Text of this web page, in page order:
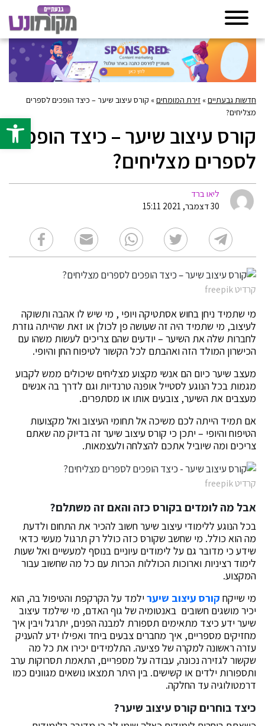
פתח
חדשות גבעתיים» זירת המומחים» קורס עיצוב שיער – כיצד הופכים לספרים
מצליחים?
קורס עיצוב שיער – כיצד הופכים
לספרים מצליחים?
ליאו ברד
30 דצמבר, 2021 15:11
קרדיט freepik
מי שתמיד ניחן בחוש אסתטיקה ויופי , מי שיש לו אהבה ותשוקה
לעיצוב, מי שתמיד היה זה שעושה פן לכולן או זאת שהייתה גוזרת
לחברות שלה את השיער – יודעים שהם צריכים לעשות משהו עם
הכישרון המולד הזה ואהבתם לכל הקשור לטיפוח החן והיופי.
מעצב שיער כיום הם אנשי מקצוע מצליחים שיכולים ממש לקבוע
מגמות בכל הנוגע לסטייל אופנה טרנדיות וגם לדרך בה אנשים
מעצבים את השיער, צובעים אותו או מסתפרים.
אם תמיד הייתה לכם משיכה אל תחומי העיצוב ואל מקצועות
הטיפוח והיופי – יתכן כי קורס עיצוב שיער זה בדיוק מה שאתם
צריכים ומה שיוביל אתכם להצלחה ולעצמאות.
קרדיט freepik
אבל מה לומדים בקורס כזה והאם זה משתלם?
בכל הנוגע ללימודי עיצוב שיער חשוב להכיר את התחום ולדעת
מה הוא כולל. מי שחשב שקורס כזה כולל רק תרגול מעשי כדאי
שידע כי מדובר גם על לימודים עיוניים בנוסף למעשיים ואל שעות
לימוד רציניות וארוכות הכוללות הכרות עם כל מה שחשוב עבור
המקצוע.
מי שייקח קורס עיצוב שיערילמד על הקרקפת והטיפול בה, הוא
יכיר מושגים חשובים באנטומיה של גוף האדם, מי שילמד עיצוב
שיער ידע כיצד מתאימים תספורת למבנה הפנים, יתרגל ויבין איך
מחזיקים מספריים, איך מחברים צבעים ביחד ואפילו ידע להעניק
עזרה ראשונה למקרה של פציעה. התלמידים יכירו את כל מה
שקשור לגזירה נכונה, עבודה על מספריים, התאמת תסרוקות ערב
ותספורות ילדים או קשישים. בין היתר תמצאו נושאים מגוונים כמו
דרמטולוגיה עד החלקה.
כיצד בוחרים קורס עיצוב שיער?